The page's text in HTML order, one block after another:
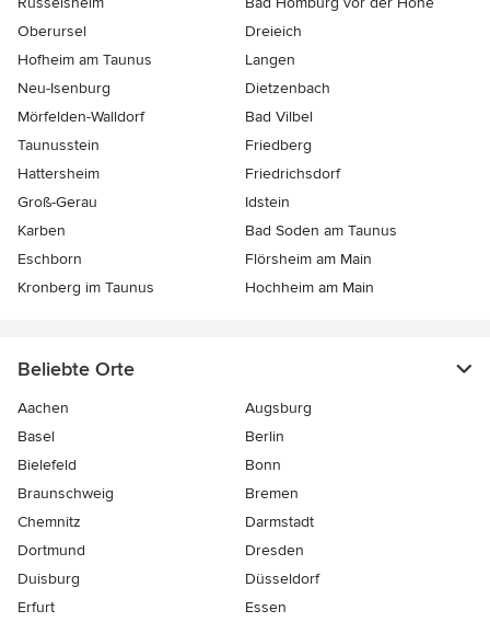
Oberursel
Dreieich
Hofheim am Taunus
Langen
Neu-Isenburg
Dietzenbach
Mörfelden-Walldorf
Bad Vilbel
Taunusstein
Friedberg
Hattersheim
Friedrichsdorf
Groß-Gerau
Idstein
Karben
Bad Soden am Taunus
Eschborn
Flörsheim am Main
Kronberg im Taunus
Hochheim am Main
Beliebte Orte
Aachen
Augsburg
Basel
Berlin
Bielefeld
Bonn
Braunschweig
Bremen
Chemnitz
Darmstadt
Dortmund
Dresden
Duisburg
Düsseldorf
Erfurt
Essen